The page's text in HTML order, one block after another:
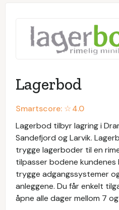
Lagerbod
Smartscore: ☆4.0
Lagerbod tilbyr lagring i
Sandefjord og Larvik.
trygge lagerboder til en
tilpasser bodene kundenes
trygge adgangssystemer
anleggene. Du får enkelt
åpne alle dager mellom 7